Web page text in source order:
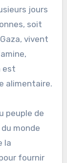
jours
soit
vivent
est
alimentaire.
peuple de
monde
la
fournir